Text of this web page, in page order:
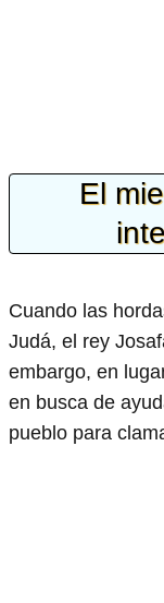
El
Cuando las
Judá, el rey
embargo, en
en busca de
pueblo para